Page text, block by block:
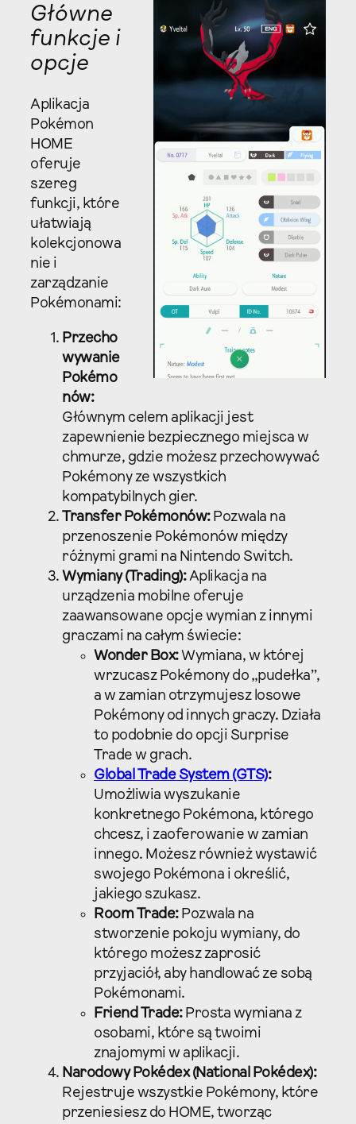
Główne
funkcje i
opcje
Aplikacja
Pokémon
HOME
oferuje
szereg
funkcji, które
ułatwiają
kolekcjonowa
nie i
zarządzanie
Pokémonami:
Przecho
wywanie
Pokémo
nów:
Głównym celem aplikacji jest
zapewnienie bezpiecznego miejsca w
chmurze, gdzie możesz przechowywać
Pokémony ze wszystkich
kompatybilnych gier.
Transfer Pokémonów:Pozwala na
przenoszenie Pokémonów między
różnymi grami na Nintendo Switch.
Wymiany (Trading):Aplikacja na
urządzenia mobilne oferuje
zaawansowane opcje wymian z innymi
graczami na całym świecie:
Wonder Box:Wymiana, w której
wrzucasz Pokémony do „pudełka”,
a w zamian otrzymujesz losowe
Pokémony od innych graczy. Działa
to podobnie do opcji Surprise
Trade w grach.
Global Trade System (GTS):
Umożliwia wyszukanie
konkretnego Pokémona, którego
chcesz, i zaoferowanie w zamian
innego. Możesz również wystawić
swojego Pokémona i określić,
jakiego szukasz.
Room Trade:Pozwala na
stworzenie pokoju wymiany, do
którego możesz zaprosić
przyjaciół, aby handlować ze sobą
Pokémonami.
Friend Trade:Prosta wymiana z
osobami, które są twoimi
znajomymi w aplikacji.
Narodowy Pokédex (National Pokédex):
Rejestruje wszystkie Pokémony, które
przeniesiesz do HOME, tworząc